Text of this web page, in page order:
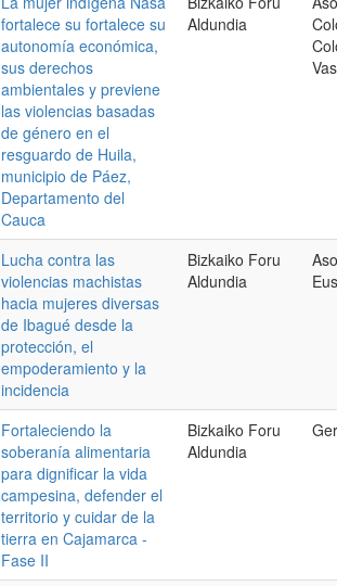
fortalece su fortalece su
autonomía económica,
sus derechos
ambientales y previene
las violencias basadas
de género en el
resguardo de Huila,
municipio de Páez,
Departamento del
Cauca
Aldundia
Lucha contra las
violencias machistas
hacia mujeres diversas
de Ibagué desde la
protección, el
empoderamiento y la
incidencia
Bizkaiko Foru
Aldundia
Fortaleciendo la
soberanía alimentaria
para dignificar la vida
campesina, defender el
territorio y cuidar de la
tierra en Cajamarca -
Fase II
Bizkaiko Foru
Aldundia